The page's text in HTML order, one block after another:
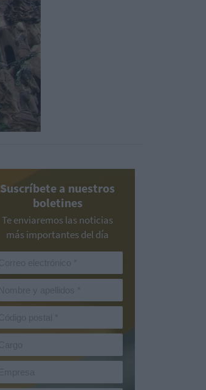
Suscríbete a nuestros
boletines
Te enviaremos las noticias
más importantes del día